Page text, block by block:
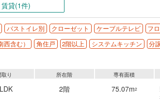
賃貸(1件)
バストイレ別 クローゼット ケーブルテレビ フ
含む）
角住戸 2階以上 システムキッチン 分
専有面積
75.07m2
所在階
2階
取り